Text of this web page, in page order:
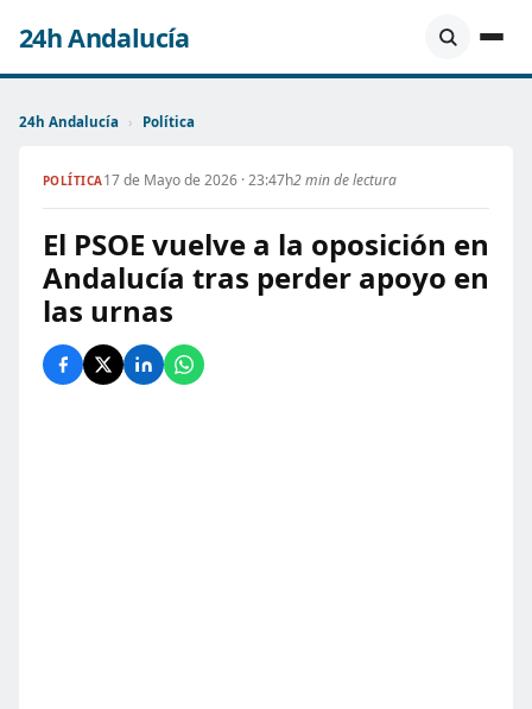
24h Andalucía
24h Andalucía › Política
POLÍTICA17 de Mayo de 2026 · 23:47h2 min de lectura
El PSOE vuelve a la oposición en
Andalucía tras perder apoyo en
las urnas